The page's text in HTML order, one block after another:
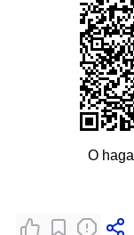
O haga